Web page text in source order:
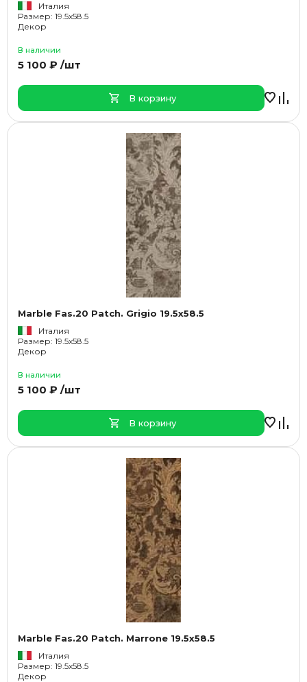
Италия
Размер: 19.5x58.5
Декор
В наличии
5 100 ₽ /шт
В корзину
Marble Fas.20 Patch. Grigio 19.5x58.5
Италия
Размер: 19.5x58.5
Декор
В наличии
5 100 ₽ /шт
В корзину
Marble Fas.20 Patch. Marrone 19.5x58.5
Италия
Размер: 19.5x58.5
Декор